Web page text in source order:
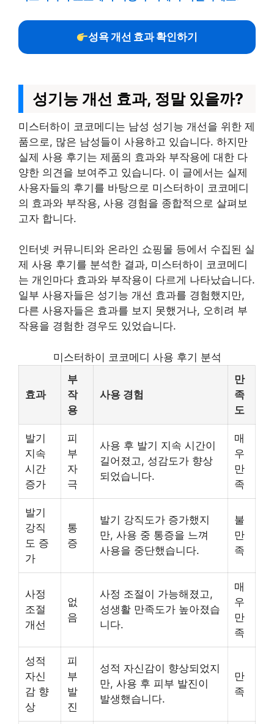
성욕 개선 효과 확인하기
성기능 개선 효과, 정말 있을까?
미스터하이 코코메디는 남성 성기능 개선을 위한 제
품으로, 많은 남성들이 사용하고 있습니다. 하지만
실제 사용 후기는 제품의 효과와 부작용에 대한 다
양한 의견을 보여주고 있습니다. 이 글에서는 실제
사용자들의 후기를 바탕으로 미스터하이 코코메디
의 효과와 부작용, 사용 경험을 종합적으로 살펴보
고자 합니다.
인터넷 커뮤니티와 온라인 쇼핑몰 등에서 수집된 실
제 사용 후기를 분석한 결과, 미스터하이 코코메디
는 개인마다 효과와 부작용이 다르게 나타났습니다.
일부 사용자들은 성기능 개선 효과를 경험했지만,
다른 사용자들은 효과를 보지 못했거나, 오히려 부
작용을 경험한 경우도 있었습니다.
미스터하이 코코메디 사용 후기 분석
효과
부
작
용
사용 경험
만
족
도
발기
지속
시간
증가
피
부
자
극
사용 후 발기 지속 시간이
길어졌고, 성감도가 향상
되었습니다.
매
우
만
족
발기
강직
도 증
가
통
증
발기 강직도가 증가했지
만, 사용 중 통증을 느껴
사용을 중단했습니다.
불
만
족
사정
조절
개선
없
음
사정 조절이 가능해졌고,
성생활 만족도가 높아졌습
니다.
매
우
만
족
성적
자신
감 향
상
피
부
발
진
성적 자신감이 향상되었지
만, 사용 후 피부 발진이
발생했습니다.
만
족